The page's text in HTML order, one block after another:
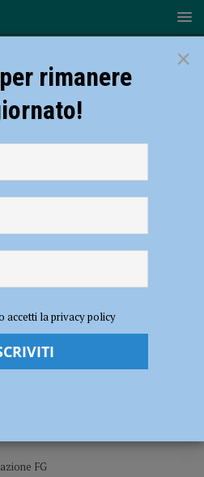
sicurezza, a Calendasco progetto da
e nuovi spazi
FG
×
rimanere
accetti la privacy policy